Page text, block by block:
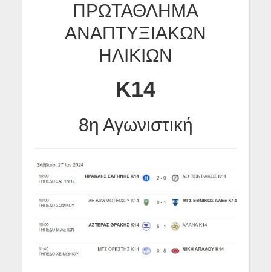
ΠΡΩΤΑΘΛΗΜΑ
ΑΝΑΠΤΥΞΙΑΚΩΝ
ΗΛΙΚΙΩΝ
Κ14
8η Αγωνιστική